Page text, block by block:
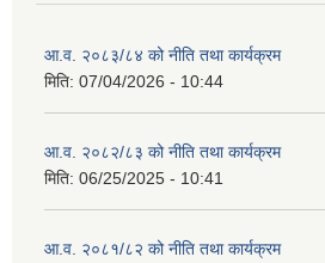
आ.व. २०८३/८४ को नीति तथा कार्यक्रम
मिति: 07/04/2026 - 10:44
आ.व. २०८२/८३ को नीति तथा कार्यक्रम
मिति: 06/25/2025 - 10:41
आ.व. २०८१/८२ को नीति तथा कार्यक्रम